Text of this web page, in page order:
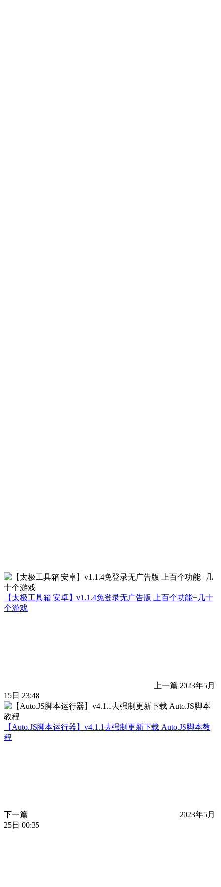
【太极工具箱|安卓】v1.1.4免登录无广告版 上百个功能+几十
个游戏
上一篇 2023年5月
15日 23:48
【Auto.JS脚本运行器】v4.1.1去强制更新下载 Auto.JS脚本教
程
下一篇
2023年5月
25日 00:35